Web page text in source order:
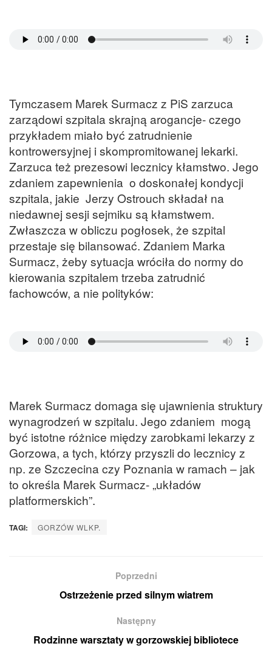
Tymczasem Marek Surmacz z PiS zarzuca
zarządowi szpitala skrajną arogancje- czego
przykładem miało być zatrudnienie
kontrowersyjnej i skompromitowanej lekarki.
Zarzuca też prezesowi lecznicy kłamstwo. Jego
zdaniem zapewnienia o doskonałej kondycji
szpitala, jakie Jerzy Ostrouch składał na
niedawnej sesji sejmiku są kłamstwem.
Zwłaszcza w obliczu pogłosek, że szpital
przestaje się bilansować. Zdaniem Marka
Surmacz, żeby sytuacja wróciła do normy do
kierowania szpitalem trzeba zatrudnić
fachowców, a nie polityków:
Marek Surmacz domaga się ujawnienia struktury
wynagrodzeń w szpitalu. Jego zdaniem mogą
być istotne różnice między zarobkami lekarzy z
Gorzowa, a tych, którzy przyszli do lecznicy z
np. ze Szczecina czy Poznania w ramach – jak
to określa Marek Surmacz- „układów
platformerskich”.
TAGI: GORZÓW WLKP.
Poprzedni
Ostrzeżenie przed silnym wiatrem
Następny
Rodzinne warsztaty w gorzowskiej bibliotece